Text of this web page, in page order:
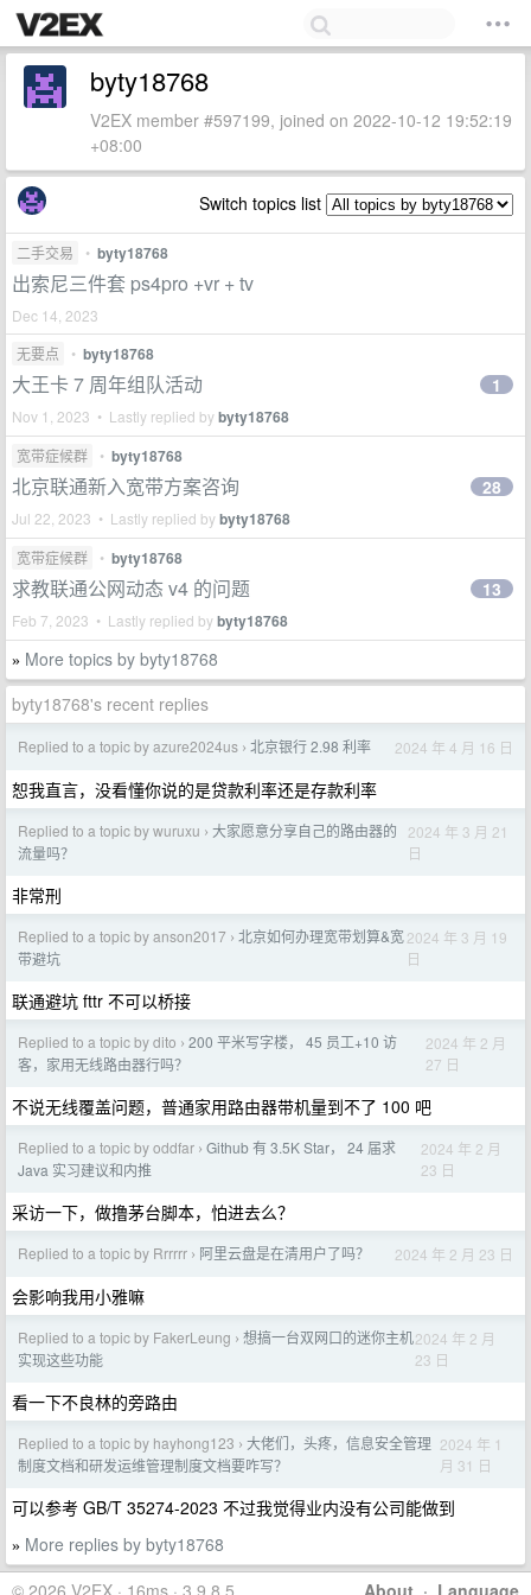
byty18768
V2EX member #597199, joined on 2022-10-12 19:52:19
+08:00
Switch topics list
二手交易 • byty18768
出索尼三件套 ps4pro +vr + tv
Dec 14, 2023
无要点
• byty18768
大王卡 7 周年组队活动
Nov 1, 2023 • Lastly replied bybyty18768
1
宽带症候群 • byty18768
北京联通新入宽带方案咨询
Jul 22, 2023 • Lastly replied bybyty18768
28
宽带症候群 • byty18768
求教联通公网动态 v4 的问题
Feb 7, 2023 • Lastly replied bybyty18768
13
» More topics by byty18768
byty18768's recent replies
Replied to a topic by azure2024us › 北京银行 2.98 利率 2024 年 4 月 16 日
恕我直言，没看懂你说的是贷款利率还是存款利率
Replied to a topic by wuruxu › 大家愿意分享自己的路由器的
流量吗？
2024 年 3 月 21
日
非常刑
Replied to a topic by anson2017 › 北京如何办理宽带划算&宽
带避坑
2024 年 3 月 19
日
联通避坑 fttr 不可以桥接
Replied to a topic by dito › 200 平米写字楼， 45 员工+10 访
客，家用无线路由器行吗？
2024 年 2 月
27 日
不说无线覆盖问题，普通家用路由器带机量到不了 100 吧
Replied to a topic by oddfar › Github 有 3.5K Star， 24 届求
Java 实习建议和内推
2024 年 2 月
23 日
采访一下，做撸茅台脚本，怕进去么？
Replied to a topic by Rrrrrr › 阿里云盘是在清用户了吗？ 2024 年 2 月 23 日
会影响我用小雅嘛
Replied to a topic by FakerLeung › 想搞一台双网口的迷你主机
实现这些功能
2024 年 2 月
23 日
看一下不良林的旁路由
Replied to a topic by hayhong123 › 大佬们，头疼，信息安全管理
制度文档和研发运维管理制度文档要咋写？
2024 年 1
月 31 日
可以参考 GB/T 35274-2023 不过我觉得业内没有公司能做到
» More replies by byty18768
About · Language
© 2026 V2EX · 16ms · 3.9.8.5